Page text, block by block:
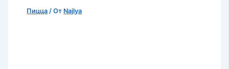
Пицца / От Najlya